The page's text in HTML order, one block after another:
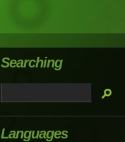
Languages
Searching